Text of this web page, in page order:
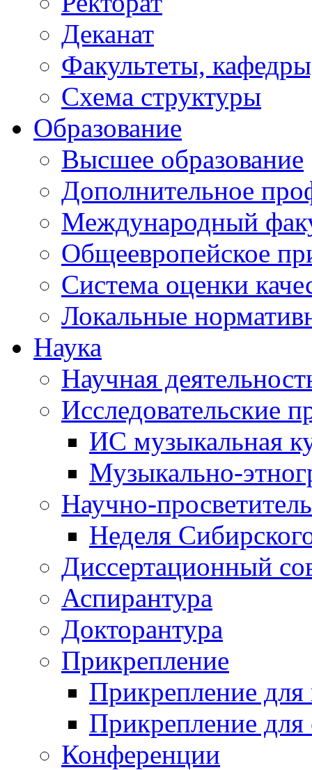
Деканат
Факультеты,
Схема структуры
Образование
Высшее образование
Дополнительное
Международный
Общеевропейское
Система оценки
Локальные
Наука
Научная
Исследовательские
ИС музыкальная
Музыкально-
Научно-
Неделя
Диссертационный
Аспирантура
Докторантура
Прикрепление
Прикрепление для
Прикрепление для
Конференции